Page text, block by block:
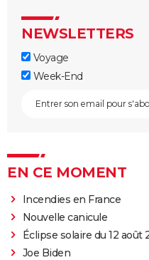
NEWSLETTERS
Voyage
Week-End
EN CE MOMENT
Incendies en France
Nouvelle canicule
Éclipse solaire du 12 août
Joe Biden